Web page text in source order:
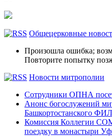
Общецерковные
Произошла ошибка;
Повторите попытку
Новости митрополии
Сотрудники ОПНА
Анонс богослужений
Башкортостанского
Комиссия Коллегии
поездку в монастыри